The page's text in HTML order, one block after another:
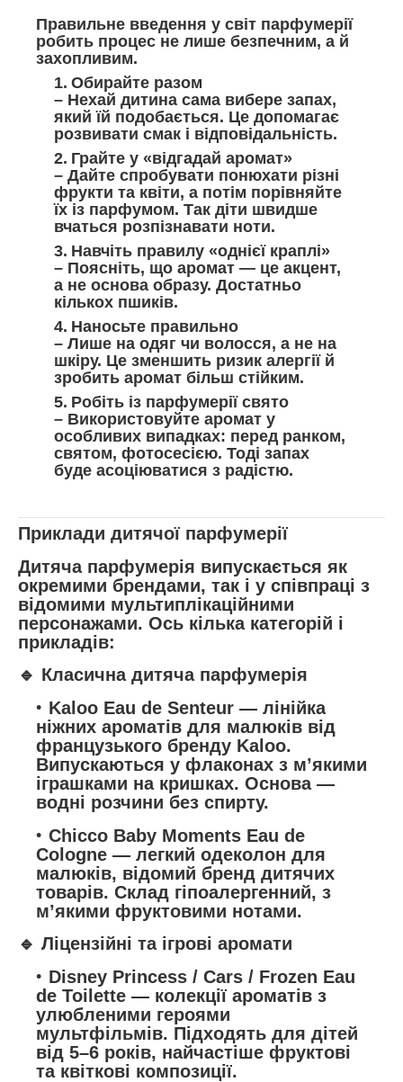
Правильне введення у світ парфумерії
робить процес не лише безпечним, а й
захопливим.
Обирайте разом
– Нехай дитина сама вибере запах,
який їй подобається. Це допомагає
розвивати смак і відповідальність.
Грайте у «відгадай аромат»
– Дайте спробувати понюхати різні
фрукти та квіти, а потім порівняйте
їх із парфумом. Так діти швидше
вчаться розпізнавати ноти.
Навчіть правилу «однієї краплі»
– Поясніть, що аромат — це акцент,
а не основа образу. Достатньо
кількох пшиків.
Наносьте правильно
– Лише на одяг чи волосся, а не на
шкіру. Це зменшить ризик алергії й
зробить аромат більш стійким.
Робіть із парфумерії свято
– Використовуйте аромат у
особливих випадках: перед ранком,
святом, фотосесією. Тоді запах
буде асоціюватися з радістю.
Приклади дитячої парфумерії
Дитяча парфумерія випускається як
окремими брендами, так і у співпраці з
відомими мультиплікаційними
персонажами. Ось кілька категорій і
прикладів:
🔹 Класична дитяча парфумерія
Kaloo Eau de Senteur — лінійка
ніжних ароматів для малюків від
французького бренду Kaloo.
Випускаються у флаконах з м’якими
іграшками на кришках. Основа —
водні розчини без спирту.
Chicco Baby Moments Eau de
Cologne — легкий одеколон для
малюків, відомий бренд дитячих
товарів. Склад гіпоалергенний, з
м’якими фруктовими нотами.
🔹 Ліцензійні та ігрові аромати
Disney Princess / Cars / Frozen Eau
de Toilette — колекції ароматів з
улюбленими героями
мультфільмів. Підходять для дітей
від 5–6 років, найчастіше фруктові
та квіткові композиції.